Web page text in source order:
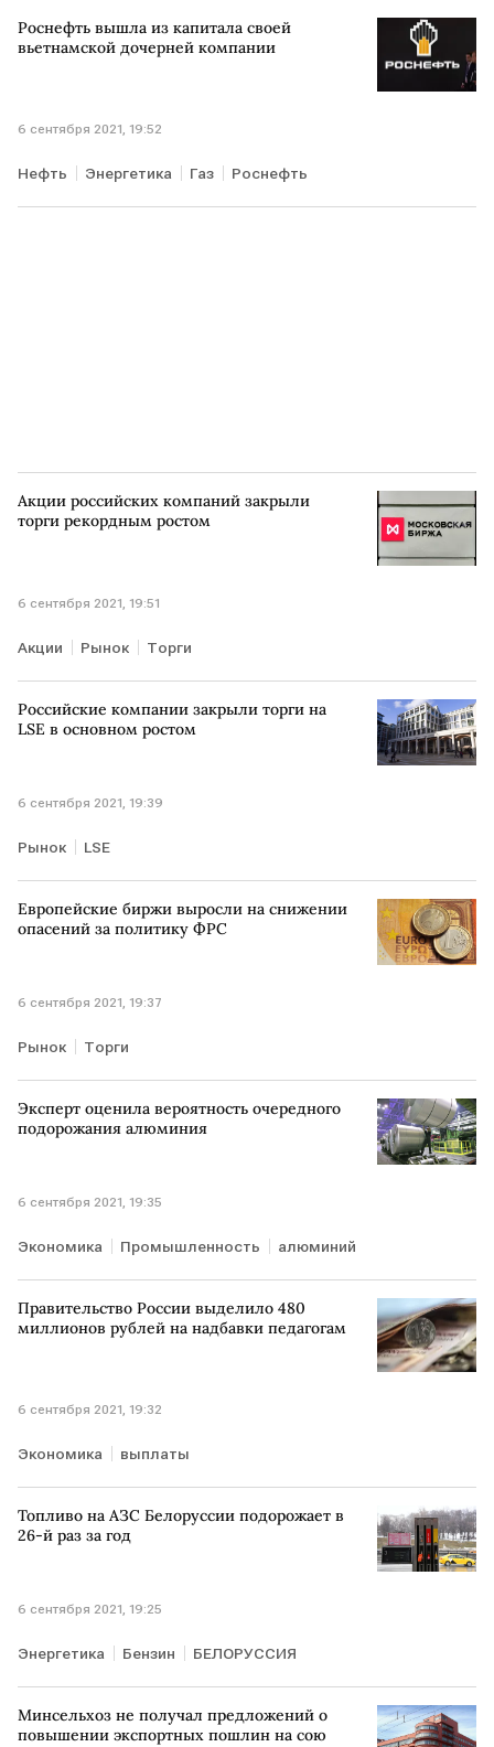
Роснефть вышла из капитала своей
вьетнамской дочерней компании
6 сентября 2021, 19:52
Нефть Энергетика Газ Роснефть
Акции российских компаний закрыли
торги рекордным ростом
6 сентября 2021, 19:51
Акции Рынок Торги
Российские компании закрыли торги на
LSE в основном ростом
6 сентября 2021, 19:39
Рынок LSE
Европейские биржи выросли на снижении
опасений за политику ФРС
6 сентября 2021, 19:37
Рынок Торги
Эксперт оценила вероятность очередного
подорожания алюминия
6 сентября 2021, 19:35
Экономика Промышленность алюминий
Правительство России выделило 480
миллионов рублей на надбавки педагогам
6 сентября 2021, 19:32
Экономика выплаты
Топливо на АЗС Белоруссии подорожает в
26-й раз за год
6 сентября 2021, 19:25
Энергетика Бензин БЕЛОРУССИЯ
Минсельхоз не получал предложений о
повышении экспортных пошлин на сою